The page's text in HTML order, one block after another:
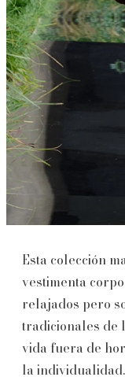
Esta colección
vestimenta
relajados pero
tradicionales de
vida fuera de
la individualidad.